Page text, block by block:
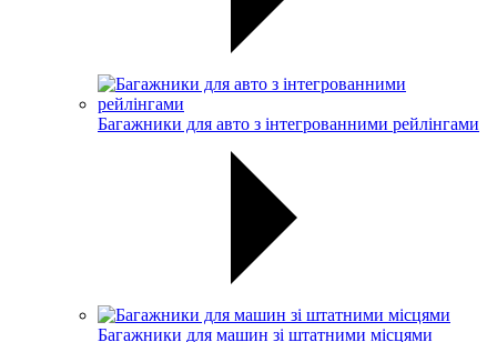
Багажники для авто з інтегрованними рейлінгами
Багажники для машин зі штатними місцями